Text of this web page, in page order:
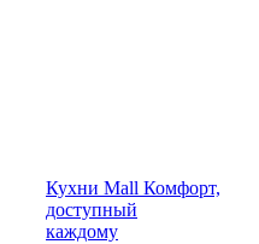
Кухни Mall Комфорт,
доступный
каждому